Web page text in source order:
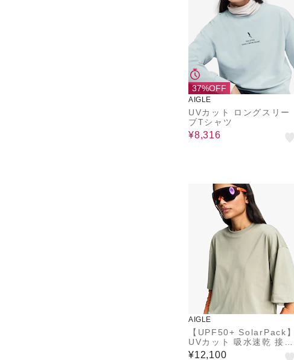
37%OFF
AIGLE
UVカット ロングスリー
ブTシャツ
¥8,316
AIGLE
【UPF50+ SolarPack】
UVカット 吸水速乾 接触
冷感 テックTシャツ
¥12,100